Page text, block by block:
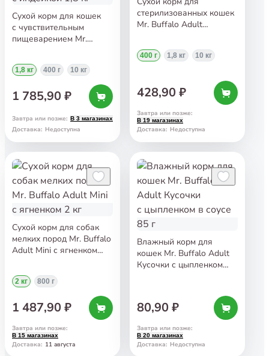
Сухой корм для кошек
с чувствительным
пищеварением Mr.
с индейкой 1,8 кг
1,8 кг 400 г 10 кг
1 785,90 ₽
Завтра или позже: В 3 магазинах
Доставка: Недоступна
стерилизованных кошек
Mr. Buffalo Adult
400 г 1,8 кг 10 кг
428,90 ₽
Завтра или позже:
В 19 магазинах
Доставка: Недоступна
Сухой корм для собак
мелких пород Mr. Buffalo
Adult Mini с ягненком
2 кг 800 г
1 487,90 ₽
Завтра или позже:
В 15 магазинах
Доставка: 11 августа
Влажный корм для
кошек Mr. Buffalo Adult
Кусочки с цыпленком
80,90 ₽
Завтра или позже:
В 20 магазинах
Доставка: Недоступна